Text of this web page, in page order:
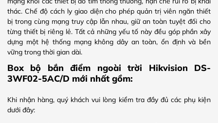
thác. Chế độ cách ly giao diện cho phép quản trị viên ngăn thiết
bị trong cùng mạng truy cập lẫn nhau, giữ an toàn tuyệt đối cho
từng thiết bị riêng lẻ. Tất cả những yếu tố này đều góp phần xây
dựng một hệ thống mạng không dây an toàn, ổn định và bền
vững trong thời gian dài.
Box bộ bắn điểm ngoài trời Hikvision DS-
3WF02-5AC/D mới nhất gồm:
Khi nhận hàng, quý khách vui lòng kiểm tra đầy đủ các phụ kiện
dưới đây: